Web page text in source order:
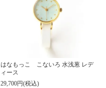
はなもっこ こないろ 水浅葱 レデ
ィース
29,700円(税込)